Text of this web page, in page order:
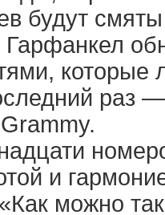
будут
которые
раз
и
можно